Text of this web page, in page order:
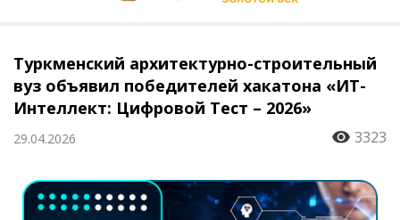
Туркменский архитектурно-строительный
вуз объявил победителей хакатона «ИT-
Интеллект: Цифровой Тест – 2026»
29.04.2026 3323